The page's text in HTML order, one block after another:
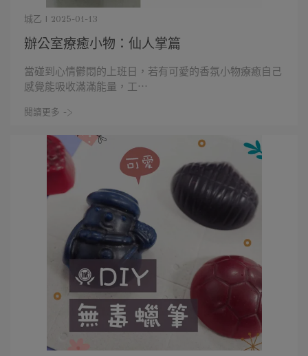
辦公室療癒小物：仙人掌篇
城乙 | 2025-01-13
當碰到心情鬱悶的上班日，若有可愛的香氛小物療癒自己
感覺能吸收滿滿能量，工⋯
閱讀更多 ->